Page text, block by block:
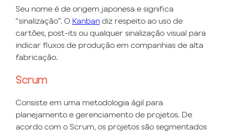
Seu nome é de origem japonesa e significa
“sinalização”. O Kanban diz respeito ao uso de
cartões, post-its ou qualquer sinalização visual para
indicar fluxos de produção em companhias de alta
fabricação.
Scrum
Consiste em uma metodologia ágil para
planejamento e gerenciamento de projetos. De
acordo com o Scrum, os projetos são segmentados